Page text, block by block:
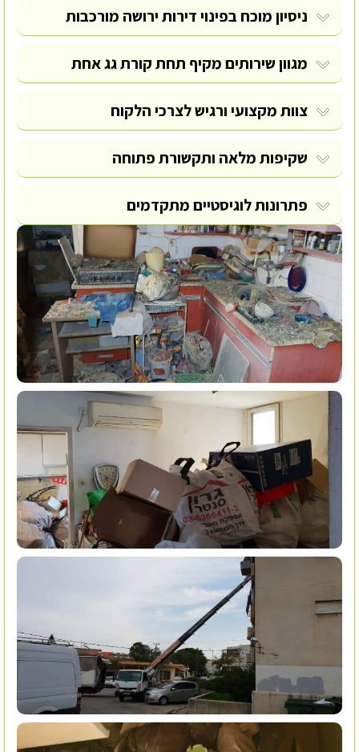
ניסיון מוכח בפינוי דירות ירושה מורכבות
מגוון שירותים מקיף תחת קורת גג אחת
צוות מקצועי ורגיש לצרכי הלקוח
שקיפות מלאה ותקשורת פתוחה
פתרונות לוגיסטיים מתקדמים